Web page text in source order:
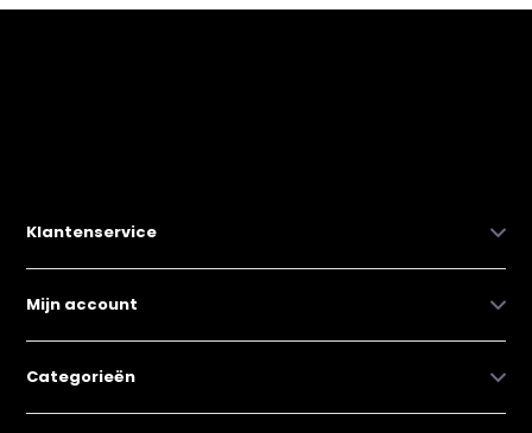
Klantenservice
Mijn account
Categorieën